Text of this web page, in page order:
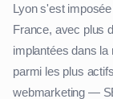
Lyon s'est
France, avec plus
implantées dans
parmi les plus
webmarketing —